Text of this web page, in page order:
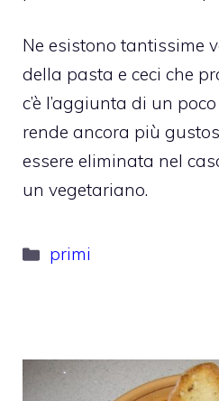
Ne esistono tantissime
della pasta e ceci che
c’è l’aggiunta di un
rende ancora più
essere eliminata nel
un vegetariano.
Categorie
primi